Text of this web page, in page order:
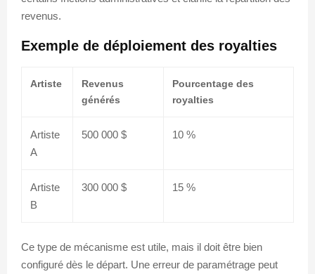
revenus.
Exemple de déploiement des royalties
Artiste
Revenus
générés
Pourcentage des
royalties
Artiste
A
500 000 $ 10 %
Artiste
B
300 000 $ 15 %
Ce type de mécanisme est utile, mais il doit être bien
configuré dès le départ. Une erreur de paramétrage peut